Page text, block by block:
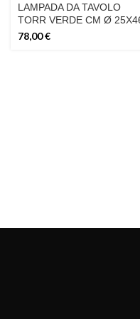
LAMPADA DA TAVOLO
TORR VERDE CM Ø
78,00€